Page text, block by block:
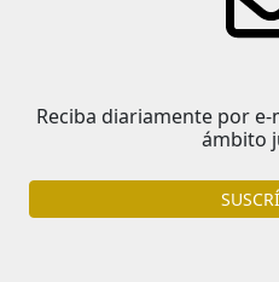
Reciba diariamente por
ámbito